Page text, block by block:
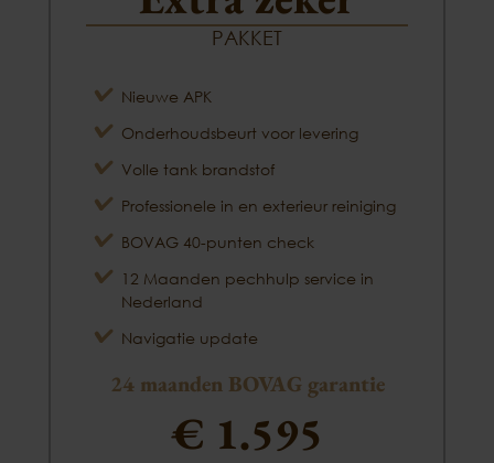
PAKKET
Nieuwe APK
Onderhoudsbeurt voor levering
Volle tank brandstof
Professionele in en exterieur reiniging
BOVAG 40-punten check
12 Maanden pechhulp service in
Nederland
Navigatie update
24 maanden BOVAG garantie
€ 1.595